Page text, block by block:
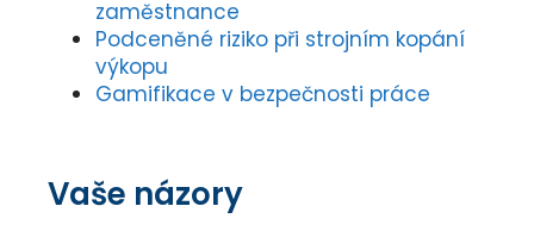
zaměstnance
Podceněné riziko při strojním kopání
výkopu
Gamifikace v bezpečnosti práce
Vaše názory